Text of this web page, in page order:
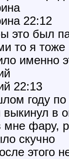
22:12
это был
то я
именно
22:13
году
в
мне фару,
скучно
этого